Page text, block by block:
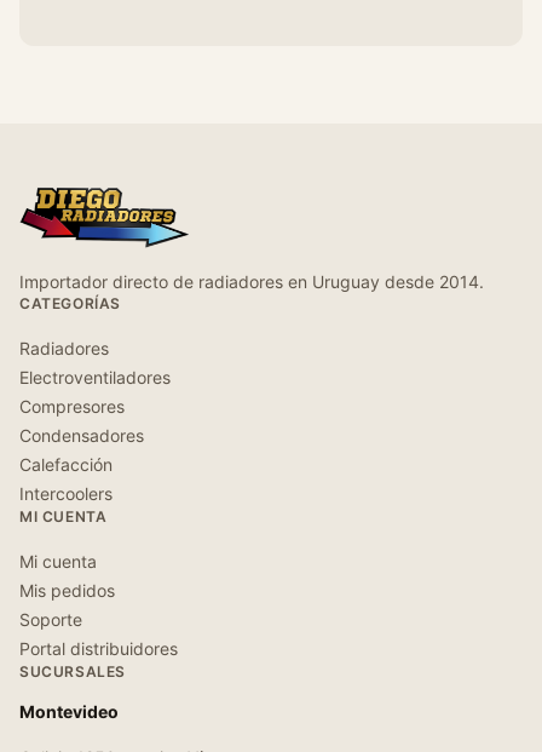
Importador directo de radiadores en Uruguay desde 2014.
CATEGORÍAS
Radiadores
Electroventiladores
Compresores
Condensadores
Calefacción
Intercoolers
MI CUENTA
Mi cuenta
Mis pedidos
Soporte
Portal distribuidores
SUCURSALES
Montevideo